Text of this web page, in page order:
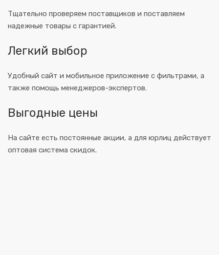
Тщательно проверяем поставщиков и поставляем
надежные товары с гарантией.
Легкий выбор
Удобный сайт и мобильное приложение с фильтрами, а
также помощь менеджеров-экспертов.
Выгодные цены
На сайте есть постоянные акции, а для юрлиц действует
оптовая система скидок.